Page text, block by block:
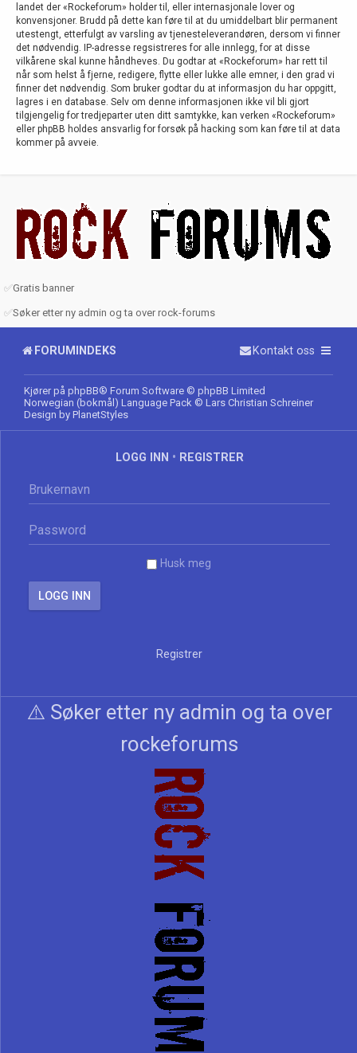
landet der «Rockeforum» holder til, eller internasjonale lover og
konvensjoner. Brudd på dette kan føre til at du umiddelbart blir permanent
utestengt, etterfulgt av varsling av tjenesteleverandøren, dersom vi finner
det nødvendig. IP-adresse regsistreres for alle innlegg, for at disse
vilkårene skal kunne håndheves. Du godtar at «Rockeforum» har rett til
når som helst å fjerne, redigere, flytte eller lukke alle emner, i den grad vi
finner det nødvendig. Som bruker godtar du at informasjon du har oppgitt,
lagres i en database. Selv om denne informasjonen ikke vil bli gjort
tilgjengelig for tredjeparter uten ditt samtykke, kan verken «Rockeforum»
eller phpBB holdes ansvarlig for forsøk på hacking som kan føre til at data
kommer på avveie.
✅Gratis banner
✅Søker etter ny admin og ta over rock-forums
FORUMINDEKS Kontakt oss
Kjører på phpBB® Forum Software © phpBB Limited
Norwegian (bokmål) Language Pack © Lars Christian Schreiner
Design by PlanetStyles
LOGG INN • REGISTRER
Husk meg
Registrer
⚠️ Søker etter ny admin og ta over
rockeforums